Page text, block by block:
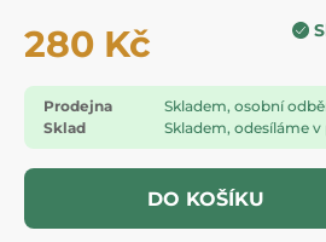
280 Kč
Prodejna
Skladem, osobní
Sklad
Skladem, odesíláme v
DO KOŠÍKU